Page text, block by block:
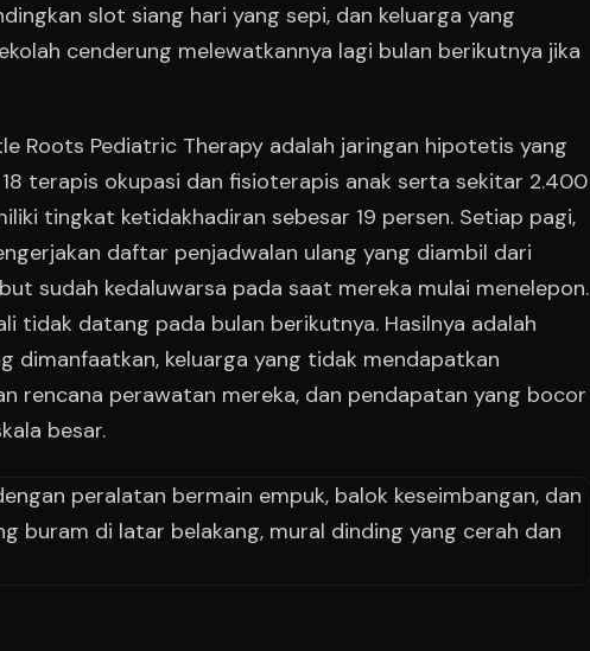
slot siang hari yang sepi, dan keluarga yang
cenderung melewatkannya lagi bulan berikutnya jika
Roots Pediatric Therapy adalah jaringan hipotetis yang
terapis okupasi dan fisioterapis anak serta sekitar 2.400
tingkat ketidakhadiran sebesar 19 persen. Setiap pagi,
daftar penjadwalan ulang yang diambil dari
sudah kedaluwarsa pada saat mereka mulai menelepon.
tidak datang pada bulan berikutnya. Hasilnya adalah
dimanfaatkan, keluarga yang tidak mendapatkan
rencana perawatan mereka, dan pendapatan yang bocor
besar.